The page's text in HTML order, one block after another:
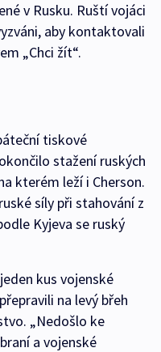
v Rusku. Ruští vojáci
aby kontaktovali
„Chci žít“.
tiskové
stažení ruských
kterém leží i Cherson.
síly při stahování z
Kyjeva se ruský
kus vojenské
na levý břeh
„Nedošlo ke
a vojenské